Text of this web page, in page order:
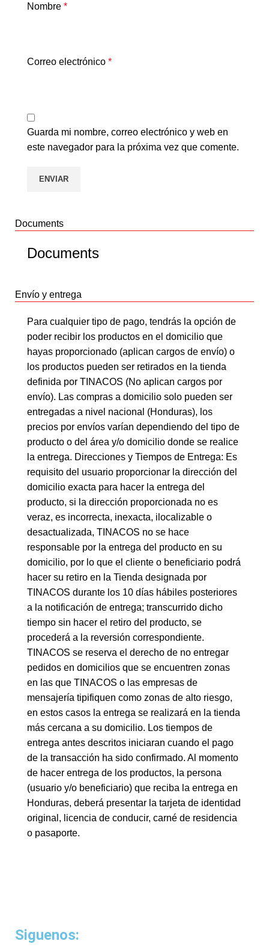
Nombre *
Correo electrónico *
Guarda mi nombre, correo electrónico y web en
este navegador para la próxima vez que comente.
Documents
Documents
Envío y entrega
Para cualquier tipo de pago, tendrás la opción de
poder recibir los productos en el domicilio que
hayas proporcionado (aplican cargos de envío) o
los productos pueden ser retirados en la tienda
definida por TINACOS (No aplican cargos por
envío). Las compras a domicilio solo pueden ser
entregadas a nivel nacional (Honduras), los
precios por envíos varían dependiendo del tipo de
producto o del área y/o domicilio donde se realice
la entrega. Direcciones y Tiempos de Entrega: Es
requisito del usuario proporcionar la dirección del
domicilio exacta para hacer la entrega del
producto, si la dirección proporcionada no es
veraz, es incorrecta, inexacta, ilocalizable o
desactualizada, TINACOS no se hace
responsable por la entrega del producto en su
domicilio, por lo que el cliente o beneficiario podrá
hacer su retiro en la Tienda designada por
TINACOS durante los 10 días hábiles posteriores
a la notificación de entrega; transcurrido dicho
tiempo sin hacer el retiro del producto, se
procederá a la reversión correspondiente.
TINACOS se reserva el derecho de no entregar
pedidos en domicilios que se encuentren zonas
en las que TINACOS o las empresas de
mensajería tipifiquen como zonas de alto riesgo,
en estos casos la entrega se realizará en la tienda
más cercana a su domicilio. Los tiempos de
entrega antes descritos iniciaran cuando el pago
de la transacción ha sido confirmado. Al momento
de hacer entrega de los productos, la persona
(usuario y/o beneficiario) que reciba la entrega en
Honduras, deberá presentar la tarjeta de identidad
original, licencia de conducir, carné de residencia
o pasaporte.
Siguenos: